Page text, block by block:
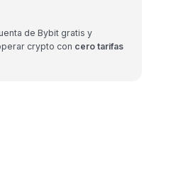
de Bybit gratis y
crypto con cero tarifas